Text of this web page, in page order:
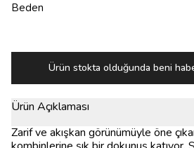
Beden
Ürün stokta olduğunda beni
Ürün Açıklaması
Zarif ve akışkan görünümüyle öne